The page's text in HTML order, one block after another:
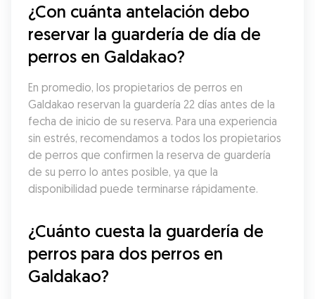
¿Con cuánta antelación debo
reservar la guardería de día de
perros en Galdakao?
En promedio, los propietarios de perros en
Galdakao reservan la guardería 22 días antes de la
fecha de inicio de su reserva. Para una experiencia
sin estrés, recomendamos a todos los propietarios
de perros que confirmen la reserva de guardería
de su perro lo antes posible, ya que la
disponibilidad puede terminarse rápidamente.
¿Cuánto cuesta la guardería de
perros para dos perros en
Galdakao?